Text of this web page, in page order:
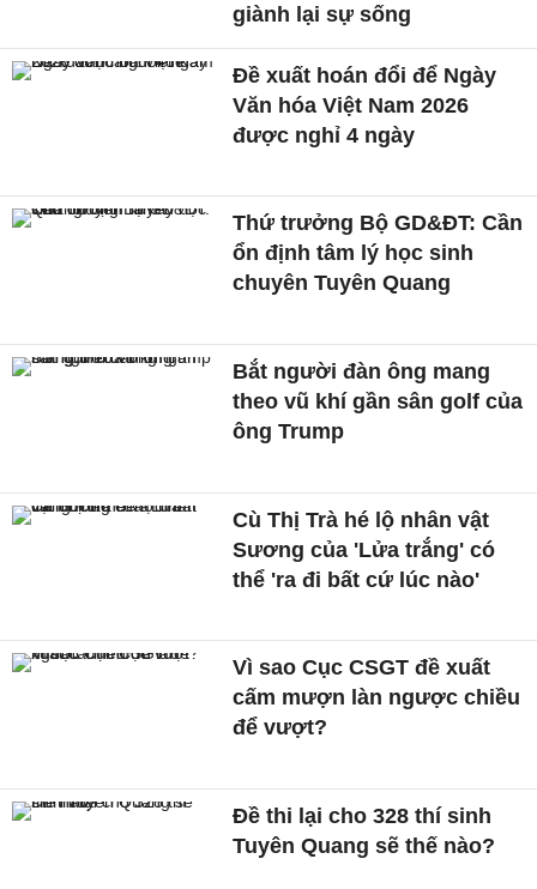
giành lại sự sống
Đề xuất hoán đổi để Ngày
Văn hóa Việt Nam 2026
được nghỉ 4 ngày
Thứ trưởng Bộ GD&ĐT: Cần
ổn định tâm lý học sinh
chuyên Tuyên Quang
Bắt người đàn ông mang
theo vũ khí gần sân golf của
ông Trump
Cù Thị Trà hé lộ nhân vật
Sương của 'Lửa trắng' có
thể 'ra đi bất cứ lúc nào'
Vì sao Cục CSGT đề xuất
cấm mượn làn ngược chiều
để vượt?
Đề thi lại cho 328 thí sinh
Tuyên Quang sẽ thế nào?